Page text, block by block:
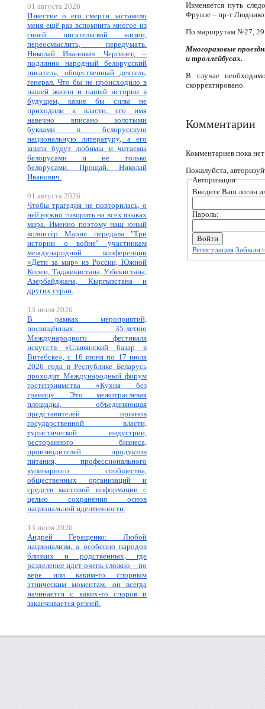
01 августа 2026
Известие о его смерти заставило
меня ещё раз вспомнить многое из
своей писательской жизни,
переосмыслить, передумать.
Николай Иванович Чергинец –
подлинно народный белорусский
писатель, общественный деятель,
генерал. Что бы не происходило в
нашей жизни и нашей истории в
будущем, какие бы силы не
приходили к власти, его имя
навечно вписано золотыми
буквами в белорусскую
национальную литературу, а его
книги будут любимы и читаемы
белорусами и не только
белорусами. Прощай, Николай
Иванович.
01 августа 2026
Чтобы трагедия не повторилась, о
ней нужно говорить на всех языках
мира. Именно поэтому наш юный
волонтёр Мария передала "Три
истории о войне" участникам
международной конференции
«Дети за мир» из России, Южной
Кореи, Таджикистана, Узбекистана,
Азербайджана, Кыргызстана и
других стран.
13 июля 2026
В рамках мероприятий,
посвящённых 35-летию
Международного фестиваля
искусств «Славянский базар в
Витебске», с 16 июня по 17 июля
2026 года в Республике Беларусь
проходит Международный форум
гостеприимства «Кухня без
границ». Это межотраслевая
площадка, объединяющая
представителей органов
государственной власти,
туристической индустрии,
ресторанного бизнеса,
производителей продуктов
питания, профессионального
кулинарного сообщества,
общественных организаций и
средств массовой информации с
целью сохранения основ
национальной идентичности.
13 июля 2026
Андрей Геращенко: Любой
национализм, а особенно народов
близких и родственных, где
разделение идет очень сложно – по
вере или каким-то спорным
этническим моментам, он всегда
начинается с каких-то споров и
заканчивается резней.
Изменяется путь
Фрунзе – пр-т
По маршрутам №27, 29
Многоразовые
и троллейбусах.
В случае
скорректировано.
Комментарии
Комментариев пока нет
Пожалуйста,
Авторизация
Введите Ваш логин
Пароль:
Регистрация Забыли